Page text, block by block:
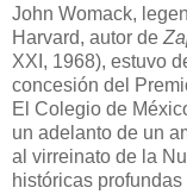
John Womack,
Harvard, autor de
XXI, 1968), estuvo
concesión del
El Colegio de
un adelanto de un
al virreinato de la
históricas